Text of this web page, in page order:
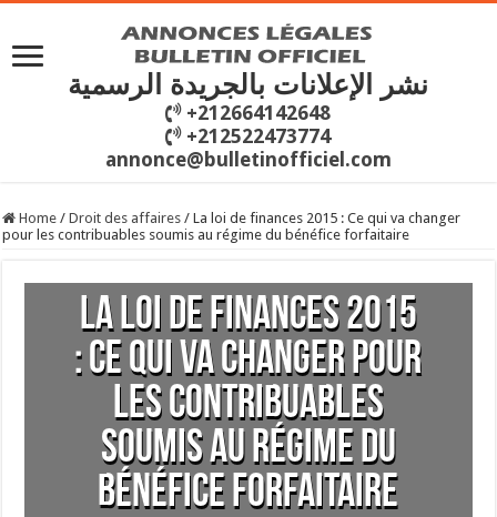
نشر الإعلانات بالجريدة الرسمية
+212664142648
+212522473774
annonce@bulletinofficiel.com
Home / Droit des affaires / La loi de finances 2015 : Ce qui va changer
pour les contribuables soumis au régime du bénéfice forfaitaire
La loi de finances 2015
: Ce qui va changer pour
les contribuables
soumis au régime du
bénéfice forfaitaire